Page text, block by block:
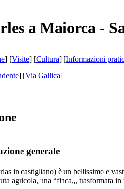
a Maiorca -
] [Visite] [Cultura] [Informazioni
] [Via Gallica]
generale
in castigliano) è un bellissimo e
agricola, una “finca„, trasformata